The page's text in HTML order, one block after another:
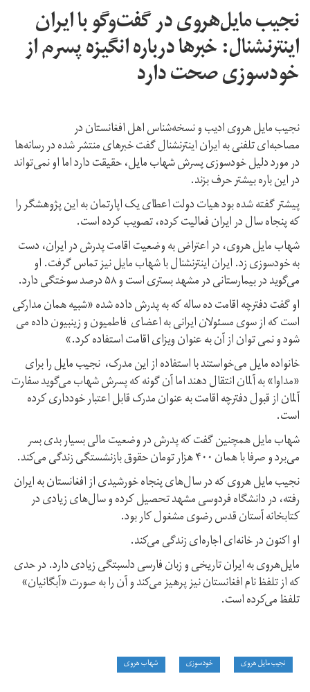
نجیب مایل‌هروی در گفت‌وگو با ایران
اینترنشنال: خبرها درباره انگیزه پسرم از
خودسوزی صحت دارد
نجیب مایل هروی ادیب و نسخه‌شناس اهل افغانستان در
مصاحبه‌ای تلفنی به ایران اینترنشنال گفت خبرهای منتشر شده در رسانه‌ها
در مورد دلیل خودسوزی پسرش شهاب مایل، حقیقت دارد اما او نمی‌تواند
در این باره بیشتر حرف بزند.
پیشتر گفته شده بود هیات دولت اعطای یک اپارتمان به این پژوهشگر را
که پنجاه سال در ایران فعالیت کرده، تصویب کرده است.
شهاب مایل هروی، در اعتراض به وضعیت اقامت پدرش در ایران، دست
به خودسوزی زد. ایران اینترنشنال با شهاب مایل نیز تماس گرفت. او
می‌گوید در بیمارستانی در مشهد بستری است و ۵۸ درصد سوختگی دارد.
او گفت دفترچه اقامت ده ساله که به پدرش داده شده «شبیه همان مدارکی
است که از سوی مسئولان ایرانی به اعضای فاطمیون و زینبیون داده می
شود و نمی توان از آن به عنوان ویزای اقامت استفاده کرد.»
خانواده مایل می‌خواستند با استفاده از این مدرک، نجیب مایل را برای
«مداوا» به آلمان انتقال دهند اما آن گونه که پسرش شهاب می‌گوید سفارت
آلمان از قبول دفترچه اقامت به عنوان مدرک قابل اعتبار خودداری کرده
است.
شهاب مایل همچنین گفت که پدرش در وضعیت مالی بسیار بدی بسر
می‌برد و صرفا با همان ۴۰۰ هزار تومان حقوق بازنشستگی زندگی می‌کند.
نجیب مایل هروی که در سال‌های پنجاه خورشیدی از افغانستان به ایران
رفته، در دانشگاه فردوسی مشهد تحصیل کرده و سال‌های زیادی در
کتابخانه آستان قدس رضوی مشغول کار بود.
او اکنون در خانه‌ای اجاره‌ای زندگی می‌کند.
مایل‌هروی به ایران تاریخی و زبان فارسی دلسبتگی زیادی دارد. در حدی
که از تلفظ نام افغانستان نیز پرهیز می‌کند و آن را به صورت «آبگانیان»
تلفظ می‌کرده است.
نجیب مایل هروی خودسوزی شهاب هروی